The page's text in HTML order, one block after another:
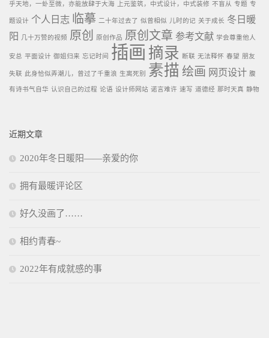
乎天地，一虲至微，亦能放肆于大海 上元鉴筑，中式设计，中式装修 不盲从 专题 专
题设计 个人日志 临摹 二十年过去了 似曾相似 儿时的记 关于成长 冬日暖
阳
几十万赞的视频 原创 原创作品 原创文章 参考文献 学会尊重他人
安总 平面设计 御姐归来 忘记时间 插画 摘录 断联 无法释怀 春望 朋友
失联 此身恰似弄潮儿，曾过了千重浪 生离死别 素描 绘画 网页设计 腹
有诗书气自华 认识自己的过程 论语 设计师网站 诺言难许 速写 道德经 那时天真 静物
近期文章
2020年冬日暖阳——亲爱的你
拥有最暖评论区
好久没画了……
相约青春~
2022年有成就感的事